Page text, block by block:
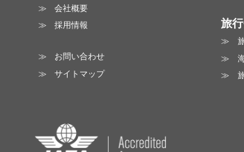
会社概要
採用情報
お問い合わせ
サイトマップ
旅